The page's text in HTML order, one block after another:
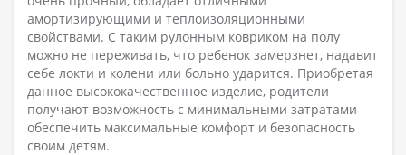
амортизирующими и теплоизоляционными
свойствами. С таким рулонным ковриком на полу
можно не переживать, что ребенок замерзнет, надавит
себе локти и колени или больно ударится. Приобретая
данное высококачественное изделие, родители
получают возможность с минимальными затратами
обеспечить максимальные комфорт и безопасность
своим детям.